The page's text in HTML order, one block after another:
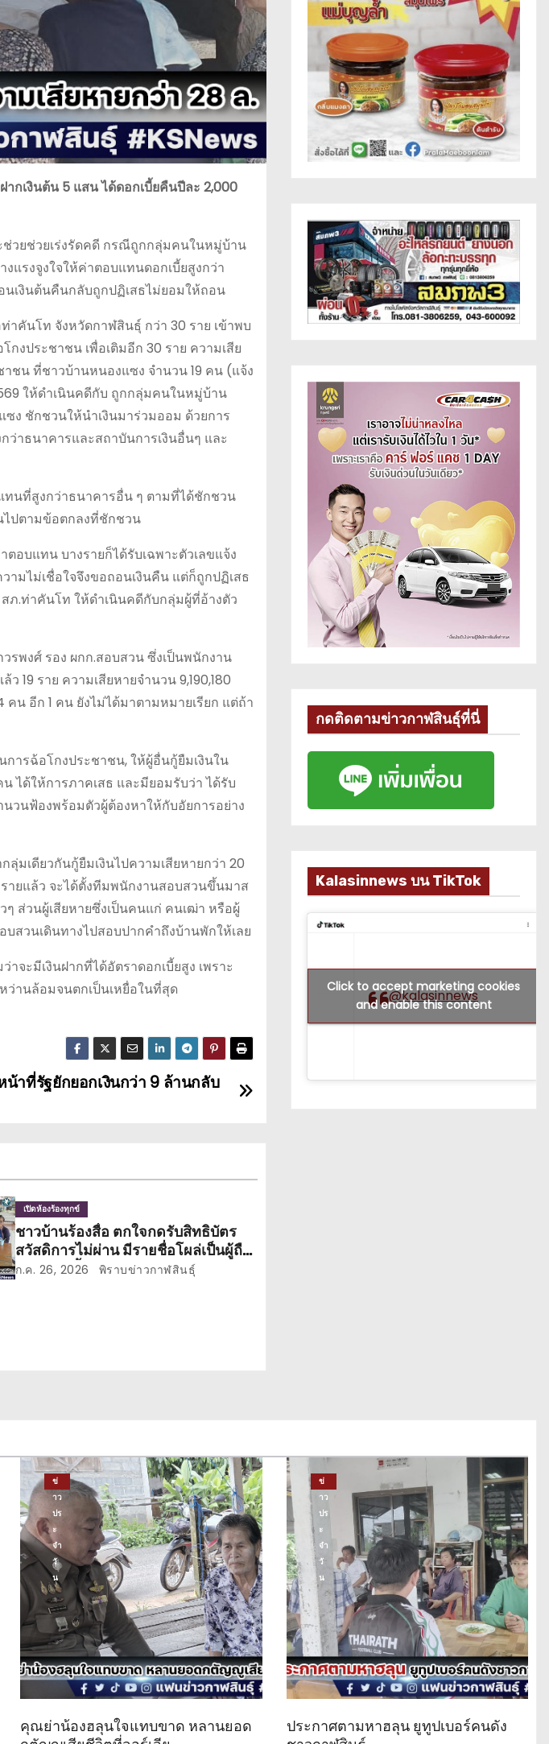
กเงินต้น 5 แสน ได้ดอกเบี้ยคืนปีละ 2,000
ช่วยช่วยเร่งรัดคดี กรณีถูกกลุ่มคนในหมู่บ้าน
แรงจูงใจให้ค่าตอบแทนดอกเบี้ยสูงกว่า
นเงินต้นคืนกลับถูกปฏิเสธไม่ยอมให้ถอน
าคันโท จังหวัดกาฬสินธุ์ กว่า 30 ราย เข้าพบ
งประชาชน เพื่อเติมอีก 30 ราย ความเสีย
ชน ที่ชาวบ้านหนองแซง จำนวน 19 คน (แจ้ง
ให้ดำเนินคดีกับ ถูกกลุ่มคนในหมู่บ้าน
ง ชักชวนให้นำเงินมาร่วมออม ด้วยการ
ว่าธนาคารและสถาบันการเงินอื่นๆ และ
ทนที่สูงกว่าธนาคารอื่น ๆ ตามที่ได้ชักชวน
ไปตามข้อตกลงที่ชักชวน
อบแทน บางรายก็ได้รับเฉพาะตัวเลขแจ้ง
ามไม่เชื่อใจจึงขอถอนเงินคืน แต่ก็ถูกปฏิเสธ
ภ.ท่าคันโท ให้ดำเนินคดีกับกลุ่มผู้ที่อ้างตัว
รพงศ์ รอง ผกก.สอบสวน ซึ่งเป็นพนักงาน
19 ราย ความเสียหายจำนวน 9,190,180
น อีก 1 คน ยังไม่ได้มาตามหมายเรียก แต่ถ้า
การฉ้อโกงประชาชน, ให้ผู้อื่นกู้ยืมเงินใน
ได้ให้การภาคเสธ และมียอมรับว่า ได้รับ
นวนฟ้องพร้อมตัวผู้ต้องหาให้กับอัยการอย่าง
มเดียวกันกู้ยืมเงินไปความเสียหายกว่า 20
ายแล้ว จะได้ตั้งทีมพนักงานสอบสวนขึ้นมาส
ๆ ส่วนผู้เสียหายซึ่งเป็นคนแก่ คนเฒ่า หรือผู้
สวนเดินทางไปสอบปากคำถึงบ้านพักให้เลย
จะมีเงินฝากที่ได้อัตราดอกเบี้ยสูง เพราะ
ว่านล้อมจนตกเป็นเหยื่อในที่สุด
น้าที่รัฐยักยอกเงินกว่า 9 ล้านกลับ
เปิดห้องร้องทุกข์
ชาวบ้านร้องสื่อ ตกใจกดรับสิทธิบัตร
สวัสดิการไม่ผ่าน มีรายชื่อโผล่เป็นผู้ถือ
หุ้นบริษัทตั้งแต่ปี 64
ก.ค. 26, 2026 พิราบข่าวกาฬสินธุ์
กดติดตามข่าวกาฬสินธุ์ที่นี่
Kalasinnews บน TikTok
@kalasinnews
Click to accept marketing cookies
and enable this content
ข่
าว
ปร
ะ
จำ
วั
น
คุณย่าน้องฮลุนใจแทบขาด หลานยอด
ข่
าว
ปร
ะ
จำ
วั
น
ประกาศตามหาฮลุน ยูทูปเบอร์คนดัง